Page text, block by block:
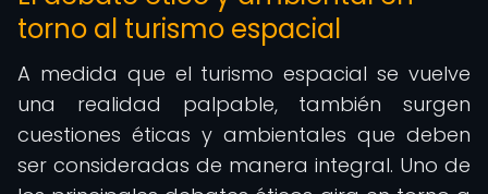
torno al turismo espacial
A medida que el turismo espacial se vuelve
una realidad palpable, también surgen
cuestiones éticas y ambientales que deben
ser consideradas de manera integral. Uno de